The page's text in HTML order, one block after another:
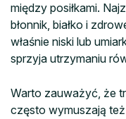
między posiłkami.
błonnik, białko i
właśnie niski lub
sprzyja utrzymaniu
Warto zauważyć, że
często wymuszają